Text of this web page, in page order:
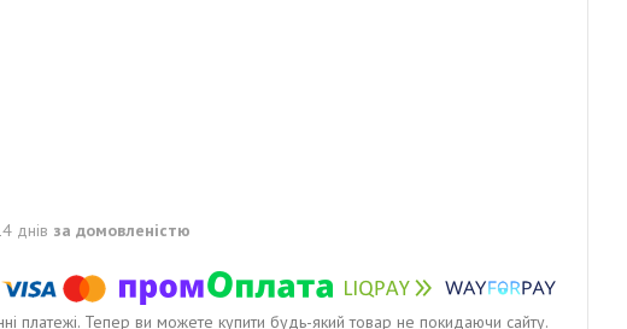
днів за домовленістю
платежі. Тепер ви можете купити будь-який товар не покидаючи сайту.